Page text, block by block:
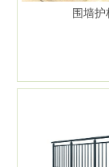
围墙护